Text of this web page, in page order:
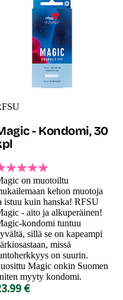
- Kondomi, 30
on muotoiltu
kehon muotoja
istuu kuin hanska! RFSU
- aito ja alkuperäinen!
kondomi tuntuu
sillä se on kapeampi
missä
on suurin.
Magic onkin Suomen
myyty kondomi.
€